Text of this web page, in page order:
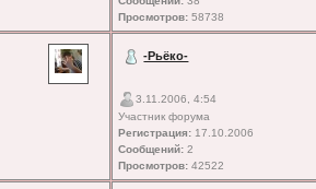
Просмотров: 58738
-Рьёко-
3.11.2006, 4:54
Участник форума
Регистрация: 17.10.2006
Сообщений: 2
Просмотров: 42522